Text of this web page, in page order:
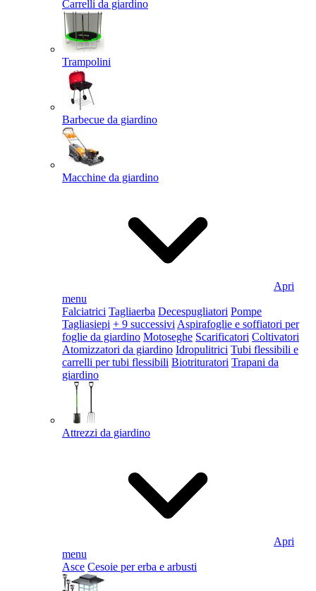
Carrelli da giardino
Trampolini
Barbecue da giardino
Macchine da giardino
Apri
menu
Falciatrici Tagliaerba Decespugliatori Pompe
Tagliasiepi + 9 successivi Aspirafoglie e soffiatori per
foglie da giardino Motoseghe Scarificatori Coltivatori
Atomizzatori da giardino Idropulitrici Tubi flessibili e
carrelli per tubi flessibili Biotrituratori Trapani da
giardino
Attrezzi da giardino
Apri
menu
Asce Cesoie per erba e arbusti